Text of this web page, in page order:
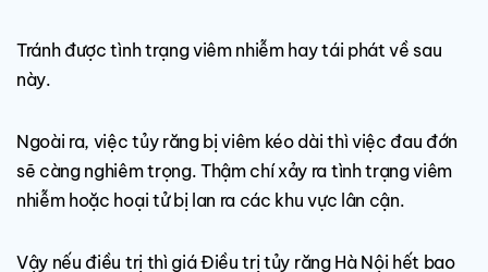
Tránh được tình trạng viêm nhiễm hay tái phát về sau
này.
Ngoài ra, việc tủy răng bị viêm kéo dài thì việc đau đớn
sẽ càng nghiêm trọng. Thậm chí xảy ra tình trạng viêm
nhiễm hoặc hoại tử bị lan ra các khu vực lân cận.
Vậy nếu điều trị thì giá Điều trị tủy răng Hà Nội hết bao